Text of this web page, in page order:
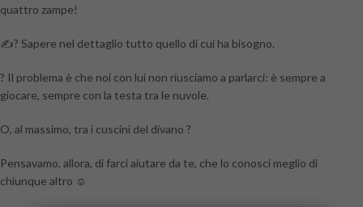
quattro zampe!
✍? Sapere nel dettaglio tutto quello di cui ha bisogno.
? Il problema è che noi con lui non riusciamo a parlarci: è sempre a
giocare, sempre con la testa tra le nuvole.
O, al massimo, tra i cuscini del divano ?
Pensavamo, allora, di farci aiutare da te, che lo conosci meglio di
chiunque altro ☺️